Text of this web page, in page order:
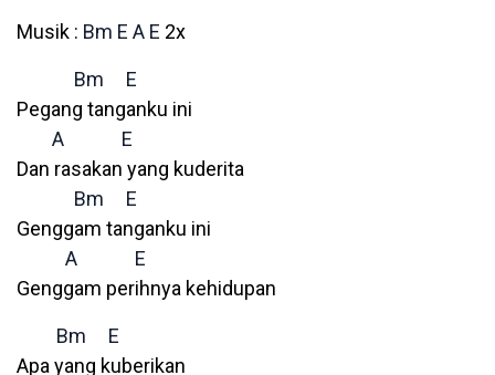
Musik : Bm E A E 2x
Bm
E
Pegang tanganku ini
A
E
Dan rasakan yang kuderita
Bm
E
Genggam tanganku ini
A
E
Genggam perihnya kehidupan
Bm
E
Apa yang kuberikan